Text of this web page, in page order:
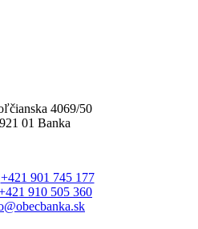
4069/50
921 01 Banka
+421 901 745 177
910 505 360